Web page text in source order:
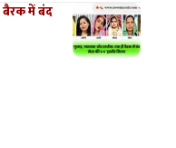
बैरक में बंद